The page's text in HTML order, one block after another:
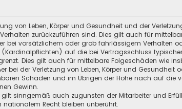
von Leben, Körper und Gesundheit und der
zurückzuführen sind. Dies gilt auch für
bei vorsätzlichem oder grob fahrlässigem Verhalten
(Kardinalpflichten) auf die bei Vertragsschluss
Dies gilt auch für mittelbare Folgeschäden wie
bei der Verletzung von Leben, Körper und
Schäden und im Übrigen der Höhe nach auf
Gewinn.
sinngemäß auch zugunsten der Mitarbeiter und
Recht bleiben unberührt.